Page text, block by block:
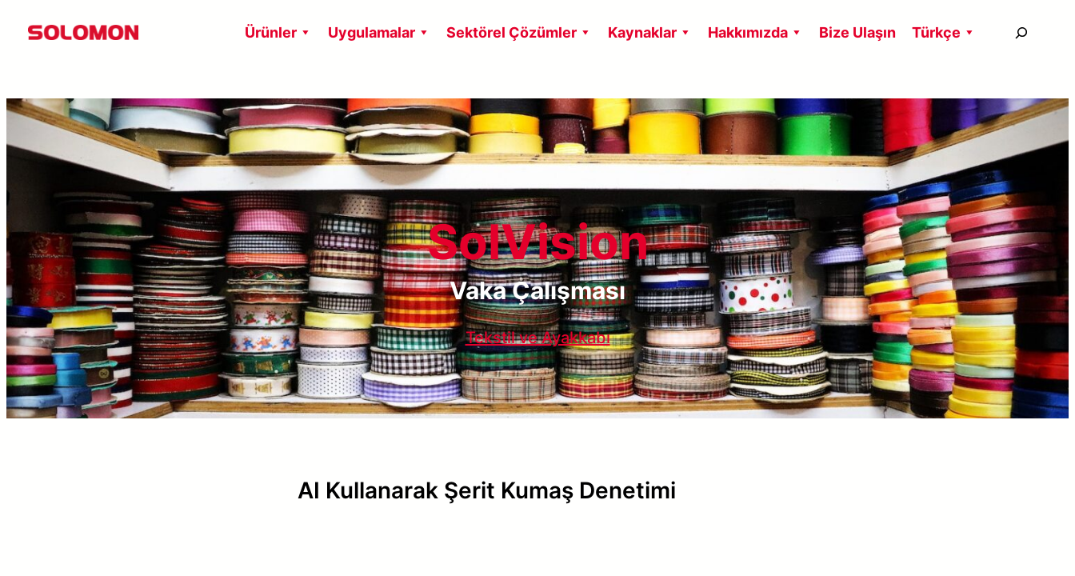
geç
Ürünler Uygulamalar Sektörel Çözümler Kaynaklar Hakkımızda Bize Ulaşın Türkçe
SolVision
Vaka Çalışması
Tekstil ve Ayakkabı
AI Kullanarak Şerit Kumaş Denetimi